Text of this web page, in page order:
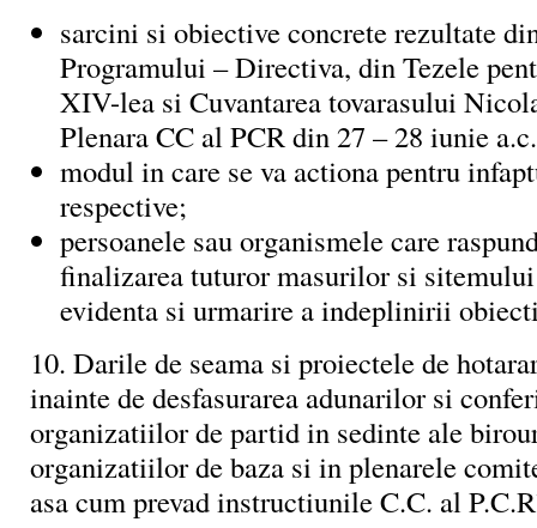
sarcini si obiective concrete rezultate
Programului – Directiva, din Tezele
XIV-lea si Cuvantarea tovarasului
Plenara CC al PCR din 27 – 28 iunie a.c.
modul in care se va actiona pentru
respective;
persoanele sau organismele care
finalizarea tuturor masurilor si
evidenta si urmarire a indeplinirii
10. Darile de seama si proiectele de
inainte de desfasurarea adunarilor si
organizatiilor de partid in sedinte ale
organizatiilor de baza si in plenarele
asa cum prevad instructiunile C.C. al